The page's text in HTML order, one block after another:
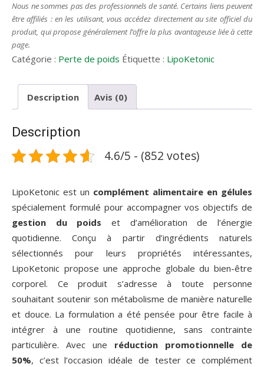
Nous ne sommes pas des professionnels de santé. Certains liens peuvent
être affiliés : en les utilisant, vous accédez directement au site officiel du
produit, qui propose généralement l’offre la plus avantageuse liée à cette
page.
Catégorie : Perte de poids Étiquette : LipoKetonic
Description Avis (0)
Description
4.6/5 - (852 votes)
LipoKetonic est un complément alimentaire en gélules
spécialement formulé pour accompagner vos objectifs de
gestion du poids et d’amélioration de l’énergie
quotidienne. Conçu à partir d’ingrédients naturels
sélectionnés pour leurs propriétés intéressantes,
LipoKetonic propose une approche globale du bien-être
corporel. Ce produit s’adresse à toute personne
souhaitant soutenir son métabolisme de manière naturelle
et douce. La formulation a été pensée pour être facile à
intégrer à une routine quotidienne, sans contrainte
particulière. Avec une réduction promotionnelle de
50%, c’est l’occasion idéale de tester ce complément